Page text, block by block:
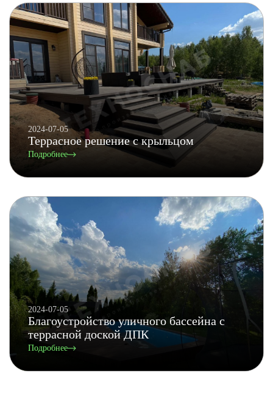
2024-07-05
Террасное решение с крыльцом
Подробнее
2024-07-05
Благоустройство уличного бассейна с
террасной доской ДПК
Подробнее